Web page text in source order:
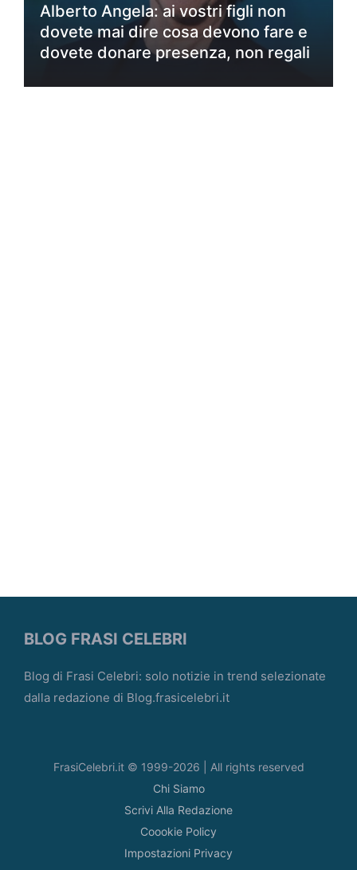
Alberto Angela: ai vostri figli non
dovete mai dire cosa devono fare e
dovete donare presenza, non regali
BLOG FRASI CELEBRI
Blog di Frasi Celebri: solo notizie in trend selezionate
dalla redazione di Blog.frasicelebri.it
FrasiCelebri.it © 1999-2026 | All rights reserved
Chi Siamo
Scrivi Alla Redazione
Coookie Policy
Impostazioni Privacy